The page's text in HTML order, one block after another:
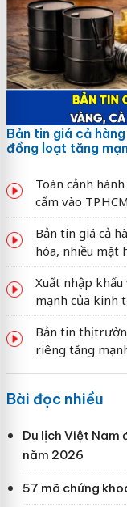
Bản tin giá cả
đồng loạt tăng
Toàn cảnh
cấm vào TP.HCM
Bản tin giá cả
hóa, nhiều mặt
Xuất nhập
mạnh của kinh
Bản tin thị
riêng tăng
Bài đọc nhiều
Du lịch Việt Nam
năm 2026
57 mã chứng